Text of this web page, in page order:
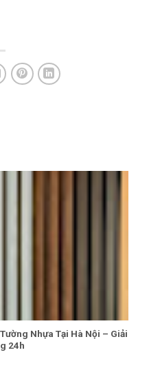
Nhựa Tại Hà Nội – Giải
24h